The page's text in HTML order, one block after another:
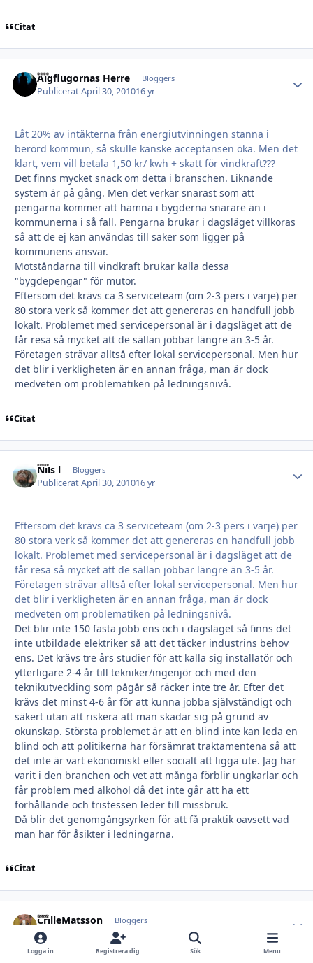
Citat
Älgflugornas Herre Bloggers
PubliceratApril 30, 201016 yr
Låt 20% av intäkterna från energiutvinningen stanna i
berörd kommun, så skulle kanske acceptansen öka. Men det
klart, vem vill betala 1,50 kr/ kwh + skatt för vindkraft???
Det finns mycket snack om detta i branschen. Liknande
system är på gång. Men det verkar snarast som att
pengarna kommer att hamna i bygderna snarare än i
kommunerna i så fall. Pengarna brukar i dagsläget villkoras
så att de ej kan användas till saker som ligger på
kommunens ansvar.
Motståndarna till vindkraft brukar kalla dessa
"bygdepengar" för mutor.
Eftersom det krävs ca 3 serviceteam (om 2-3 pers i varje) per
80 stora verk så kommer det att genereras en handfull jobb
lokalt. Problemet med servicepersonal är i dagsläget att de
får resa så mycket att de sällan jobbar längre än 3-5 år.
Företagen strävar alltså efter lokal servicepersonal. Men hur
det blir i verkligheten är en annan fråga, man är dock
medveten om problematiken på ledningsnivå.
Citat
Nils l Bloggers
PubliceratApril 30, 201016 yr
Eftersom det krävs ca 3 serviceteam (om 2-3 pers i varje) per
80 stora verk så kommer det att genereras en handfull jobb
lokalt. Problemet med servicepersonal är i dagsläget att de
får resa så mycket att de sällan jobbar längre än 3-5 år.
Företagen strävar alltså efter lokal servicepersonal. Men hur
det blir i verkligheten är en annan fråga, man är dock
medveten om problematiken på ledningsnivå.
Det blir inte 150 fasta jobb ens och i dagsläget så finns det
inte utbildade elektriker så att det täcker industrins behov
ens. Det krävs tre års studier för att kalla sig installatör och
ytterligare 2-4 år till tekniker/ingenjör och med den
teknikutveckling som pågår så räcker inte tre år. Efter det
krävs det minst 4-6 år för att kunna jobba självständigt och
säkert utan att riskera att man skadar sig på grund av
okunskap. Största problemet är att en blind inte kan leda en
blind och att politikerna har försämrat traktamentena så att
det inte är värt ekonomiskt eller socialt att ligga ute. Jag har
varit i den branchen och vet att många förblir ungkarlar och
får problem med alkohol då det inte går att ha ett
förhållande och tristessen leder till missbruk.
Då blir det genomgångsyrken för att få praktik oavsett vad
man har för åsikter i ledningarna.
Citat
CrilleMatsson Bloggers
Publicerat April 30, 2010
Logga in Registrera dig Sök Menu